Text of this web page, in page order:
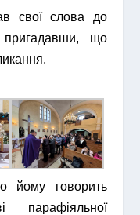
свої слова до
пригадавши, що
йому говорить
парафіяльної